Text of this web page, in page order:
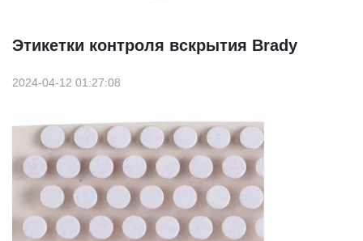
Этикетки контроля вскрытия Brady
2024-04-12 01:27:08